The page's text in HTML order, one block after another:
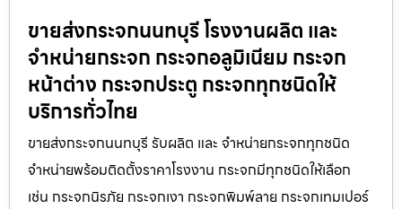
ขายส่งกระจกนนทบุรี โรงงานผลิต และ
จำหน่ายกระจก กระจกอลูมิเนียม กระจก
หน้าต่าง กระจกประตู กระจกทุกชนิดให้
บริการทั่วไทย
ขายส่งกระจกนนทบุรี รับผลิต และ จำหน่ายกระจกทุกชนิด
จำหน่ายพร้อมติดตั้งราคาโรงงาน กระจกมีทุกชนิดให้เลือก
เช่น กระจกนิรภัย กระจกเงา กระจกพิมพ์ลาย กระจกเทมเปอร์